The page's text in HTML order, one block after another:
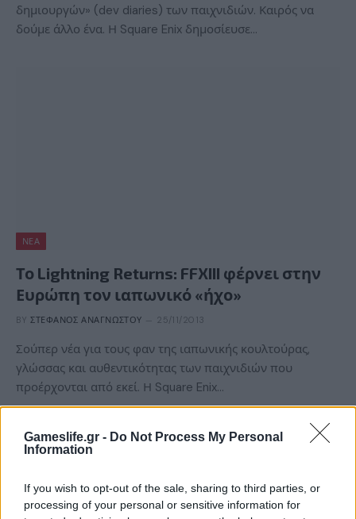
Gameslife.gr - Do Not Process My Personal
Information
If you wish to opt-out of the sale, sharing to third parties, or
processing of your personal or sensitive information for
δημιουργών» (dev diaries) των παιχνιδιών. Καιρός να
δούμε άλλο ένα. Η Square Enix δημοσίευσε…
ΝΈΑ
Το Lightning Returns: FFXIII φέρνει στην
Ευρώπη τον ιαπωνικό «ήχο»
BY ΣΤΈΦΑΝΟΣ ΑΝΑΓΝΏΣΤΟΥ 25/11/2013
Σούπερ νέα για τους φαν της ιαπωνικής κουλτούρας,
γλώσσας και αυθεντικότητας των παιχνιδιών που
προέρχονται από εκεί. Η Square Enix…